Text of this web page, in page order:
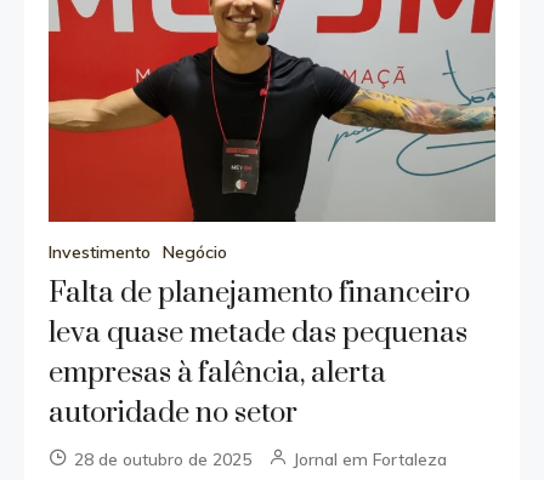
Investimento Negócio
Falta de planejamento financeiro
leva quase metade das pequenas
empresas à falência, alerta
autoridade no setor
28 de outubro de 2025 Jornal em Fortaleza